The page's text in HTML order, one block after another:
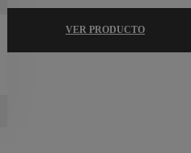
VER PRODUCTO